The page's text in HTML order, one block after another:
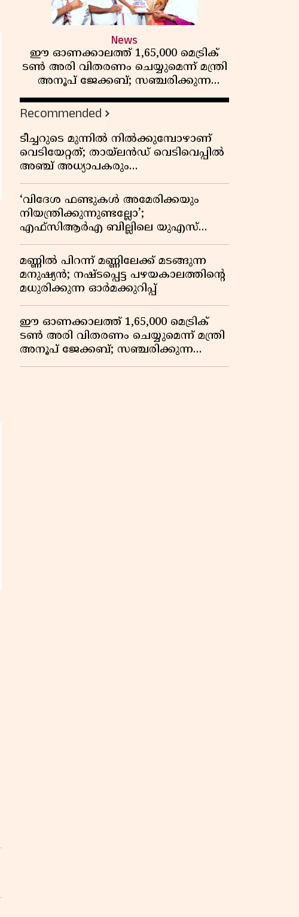
News
ഈ ഓണക്കാലത്ത് 1,65,000 മെട്രിക്
ടൺ അരി വിതരണം ചെയ്യുമെന്ന് മന്ത്രി
അനൂപ് ജേക്കബ്; സഞ്ചരിക്കുന്ന
റേഷൻ കടകൾക്ക് തുടക്കം
Recommended
ടീച്ചറുടെ മുന്നിൽ നിൽക്കുമ്പോഴാണ്
വെടിയേറ്റത്; തായ്‌ലൻഡ് വെടിവെപ്പിൽ
അഞ്ച് അധ്യാപകരും
മുത്തശ്ശീമുത്തശ്ശന്മാരും കൊല്ലപ്പെട്ടു,
മരണസംഖ്യ 7; ഞെട്ടിക്കുന്ന
വെളിപ്പെടുത്തലുകൾ
‘വിദേശ ഫണ്ടുകൾ അമേരിക്കയും
നിയന്ത്രിക്കുന്നുണ്ടല്ലോ’;
എഫ്സിആർഎ ബില്ലിലെ യുഎസ്
വിമർശനങ്ങൾക്ക് മറുപടിയുമായി ഇന്ത്യ
മണ്ണിൽ പിറന്ന് മണ്ണിലേക്ക് മടങ്ങുന്ന
മനുഷ്യൻ; നഷ്ടപ്പെട്ട പഴയകാലത്തിൻ്റെ
മധുരിക്കുന്ന ഓർമക്കുറിപ്പ്
ഈ ഓണക്കാലത്ത് 1,65,000 മെട്രിക്
ടൺ അരി വിതരണം ചെയ്യുമെന്ന് മന്ത്രി
അനൂപ് ജേക്കബ്; സഞ്ചരിക്കുന്ന
റേഷൻ കടകൾക്ക് തുടക്കം